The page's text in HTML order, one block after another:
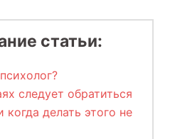
статьи:
следует обратиться
когда делать этого не